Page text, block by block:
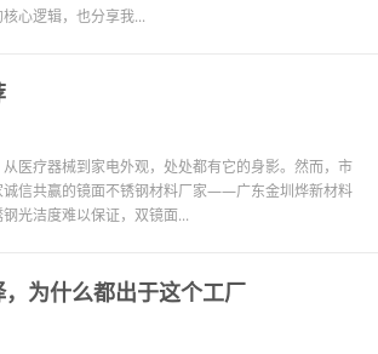
心逻辑，也分享我...
医疗器械到家电外观，处处都有它的身影。然而，市
诚信共赢的镜面不锈钢材料厂家——广东金圳烨新材料
光洁度难以保证，双镜面...
为什么都出于这个工厂